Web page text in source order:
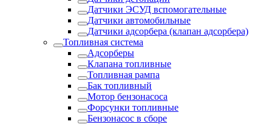
Датчики ЭСУД вспомогательные
Датчики автомобильные
Датчики адсорбера (клапан адсорбера)
Топливная система
Адсорберы
Клапана топливные
Топливная рампа
Бак топливный
Мотор бензонасоса
Форсунки топливные
Бензонасос в сборе